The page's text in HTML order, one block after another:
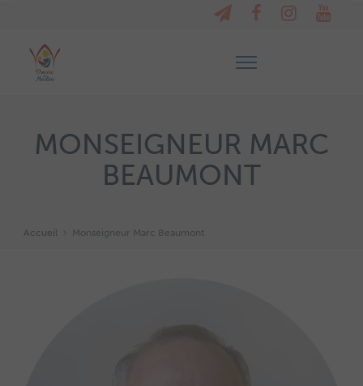
MONSEIGNEUR MARC
BEAUMONT
Accueil Monseigneur Marc Beaumont